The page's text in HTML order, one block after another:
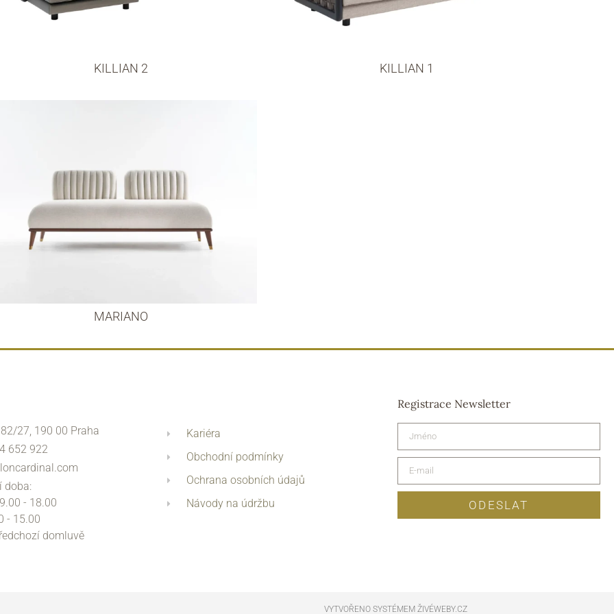
KILLIAN 2 KILLIAN 1
MARIANO
27, 190 00 Praha
652 922
doba:
- 18.00
- 15.00
domluvě
Kariéra
Obchodní podmínky
Ochrana osobních údajů
Návody na údržbu
Registrace Newsletter
ODESLAT
VYTVOŘENO SYSTÉMEM ŽIVÉWEBY.CZ